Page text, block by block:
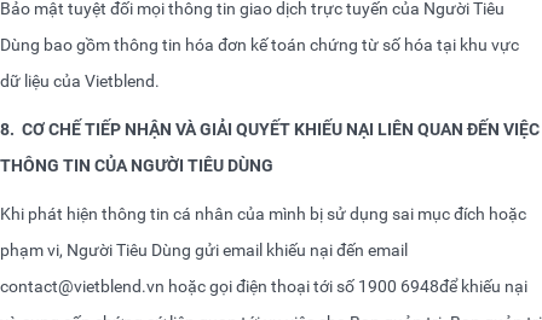
Bảo mật tuyệt đối mọi thông tin giao dịch trực tuyến của Người Tiêu
Dùng bao gồm thông tin hóa đơn kế toán chứng từ số hóa tại khu vực
dữ liệu của Vietblend.
8. CƠ CHẾ TIẾP NHẬN VÀ GIẢI QUYẾT KHIẾU NẠI LIÊN QUAN ĐẾN VIỆC
THÔNG TIN CỦA NGƯỜI TIÊU DÙNG
Khi phát hiện thông tin cá nhân của mình bị sử dụng sai mục đích hoặc
phạm vi, Người Tiêu Dùng gửi email khiếu nại đến email
contact@vietblend.vn hoặc gọi điện thoại tới số 1900 6948để khiếu nại